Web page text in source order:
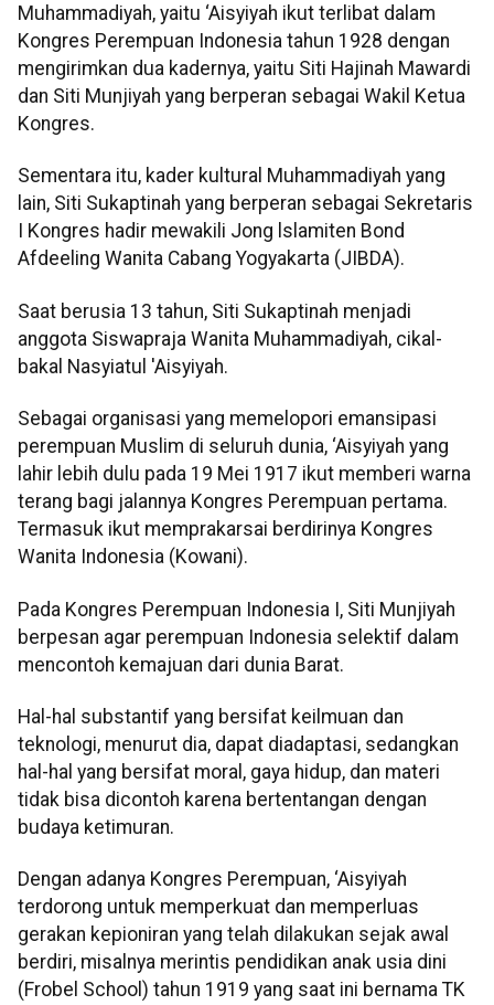
Muhammadiyah, yaitu ‘Aisyiyah ikut terlibat dalam
Kongres Perempuan Indonesia tahun 1928 dengan
mengirimkan dua kadernya, yaitu Siti Hajinah Mawardi
dan Siti Munjiyah yang berperan sebagai Wakil Ketua
Kongres.
Sementara itu, kader kultural Muhammadiyah yang
lain, Siti Sukaptinah yang berperan sebagai Sekretaris
I Kongres hadir mewakili Jong lslamiten Bond
Afdeeling Wanita Cabang Yogyakarta (JIBDA).
Saat berusia 13 tahun, Siti Sukaptinah menjadi
anggota Siswapraja Wanita Muhammadiyah, cikal-
bakal Nasyiatul 'Aisyiyah.
Sebagai organisasi yang memelopori emansipasi
perempuan Muslim di seluruh dunia, ‘Aisyiyah yang
lahir lebih dulu pada 19 Mei 1917 ikut memberi warna
terang bagi jalannya Kongres Perempuan pertama.
Termasuk ikut memprakarsai berdirinya Kongres
Wanita Indonesia (Kowani).
Pada Kongres Perempuan Indonesia I, Siti Munjiyah
berpesan agar perempuan Indonesia selektif dalam
mencontoh kemajuan dari dunia Barat.
Hal-hal substantif yang bersifat keilmuan dan
teknologi, menurut dia, dapat diadaptasi, sedangkan
hal-hal yang bersifat moral, gaya hidup, dan materi
tidak bisa dicontoh karena bertentangan dengan
budaya ketimuran.
Dengan adanya Kongres Perempuan, ‘Aisyiyah
terdorong untuk memperkuat dan memperluas
gerakan kepioniran yang telah dilakukan sejak awal
berdiri, misalnya merintis pendidikan anak usia dini
(Frobel School) tahun 1919 yang saat ini bernama TK